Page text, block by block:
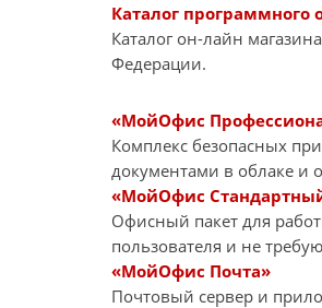
Каталог
Каталог он-лайн
Федерации.
«МойОфис
Комплекс безопасных
документами в облаке и
«МойОфис
Офисный пакет для
пользователя и не
«МойОфис Почта»
Почтовый сервер и